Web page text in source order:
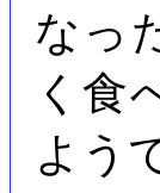
なっ
く食
よう